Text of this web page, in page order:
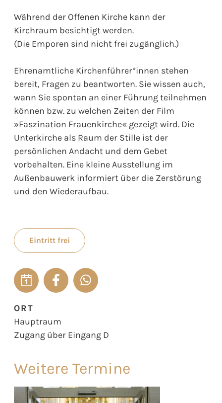
Während der Offenen Kirche kann der
Kirchraum besichtigt werden.
(Die Emporen sind nicht frei zugänglich.)
Ehrenamtliche Kirchenführer*innen stehen
bereit, Fragen zu beantworten. Sie wissen auch,
wann Sie spontan an einer Führung teilnehmen
können bzw. zu welchen Zeiten der Film
»Faszination Frauenkirche« gezeigt wird. Die
Unterkirche als Raum der Stille ist der
persönlichen Andacht und dem Gebet
vorbehalten. Eine kleine Ausstellung im
Außenbauwerk informiert über die Zerstörung
und den Wiederaufbau.
Eintritt frei
ORT
Hauptraum
Zugang über Eingang D
Weitere Termine